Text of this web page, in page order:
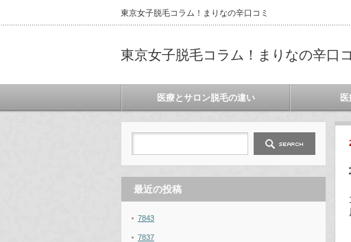
東京女子脱毛コラム！まりなの辛口コミ
東京女子脱毛コラム！まりなの辛口
医療とサロン脱毛の違い
最近の投稿
7843
7837